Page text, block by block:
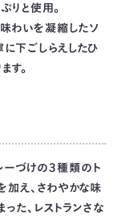
りと使用。
味わいを凝縮したソ
に下ごしらえしたひ
す。
ーづけの３種類のト
え、さわやかな味
た、レストランさな